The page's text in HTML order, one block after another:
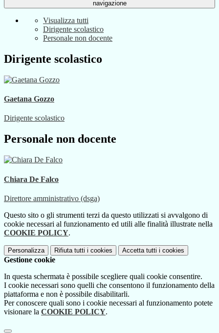
navigazione
Visualizza tutti
Dirigente scolastico
Personale non docente
Dirigente scolastico
Gaetana Gozzo
Dirigente scolastico
Personale non docente
Chiara De Falco
Direttore amministrativo (dsga)
Questo sito o gli strumenti terzi da questo utilizzati si avvalgono di
cookie necessari al funzionamento ed utili alle finalità illustrate nella
COOKIE POLICY.
Personalizza Rifiuta tutti i cookies Accetta tutti i cookies
Gestione cookie
In questa schermata è possibile scegliere quali cookie consentire.
I cookie necessari sono quelli che consentono il funzionamento della
piattaforma e non è possibile disabilitarli.
Per conoscere quali sono i cookie necessari al funzionamento potete
visionare la COOKIE POLICY.